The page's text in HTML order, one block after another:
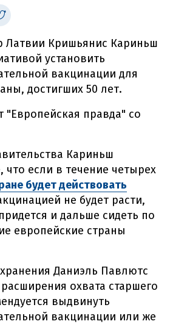
Латвии Кришьянис Кариньш
установить
вакцинации для
достигших 50 лет.
"Европейская правда" со
Кариньш
что если в течение четырех
будет действовать
не будет расти,
и дальше сидеть по
европейские страны
Даниэль Павлютс
охвата старшего
выдвинуть
вакцинации или же